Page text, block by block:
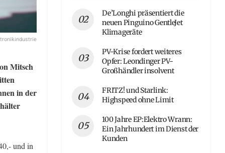
Mitsch
in der
und in
De’Longhi präsentiert die
neuen Pinguino GentleJet
Klimageräte
PV-Krise fordert weiteres
Opfer: Leondinger PV-
Großhändler insolvent
FRITZ! und Starlink:
Highspeed ohne Limit
100 Jahre EP:Elektro Wrann:
Ein Jahrhundert im Dienst der
Kunden